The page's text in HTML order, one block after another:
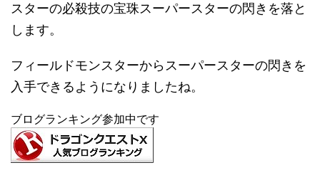
スターの必殺技の宝珠スーパースターの閃きを落と
します。
フィールドモンスターからスーパースターの閃きを
入手できるようになりましたね。
ブログランキング参加中です